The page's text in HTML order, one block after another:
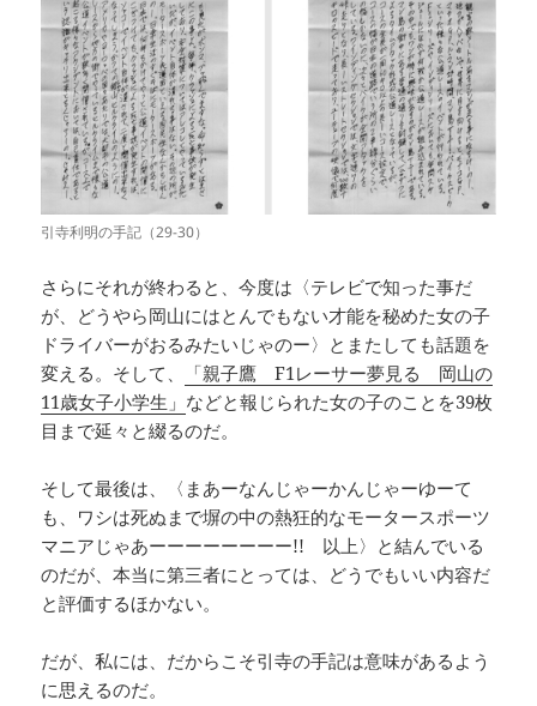
引寺利明の手記（29-30）
さらにそれが終わると、今度は〈テレビで知った事だ
が、どうやら岡山にはとんでもない才能を秘めた女の子
ドライバーがおるみたいじゃのー〉とまたしても話題を
変える。そして、
「親子鷹 F1レーサー夢見る 岡山の
11歳女子小学生」 などと報じられた女の子のことを39枚
目まで延々と綴るのだ。
そして最後は、〈まあーなんじゃーかんじゃーゆーて
も、ワシは死ぬまで塀の中の熱狂的なモータースポーツ
マニアじゃあーーーーーーーー!! 以上〉と結んでいる
のだが、本当に第三者にとっては、どうでもいい内容だ
と評価するほかない。
だが、私には、だからこそ引寺の手記は意味があるよう
に思えるのだ。